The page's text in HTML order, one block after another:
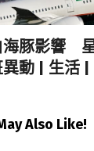
海豚影響
動 | 生活 |
Also Like!